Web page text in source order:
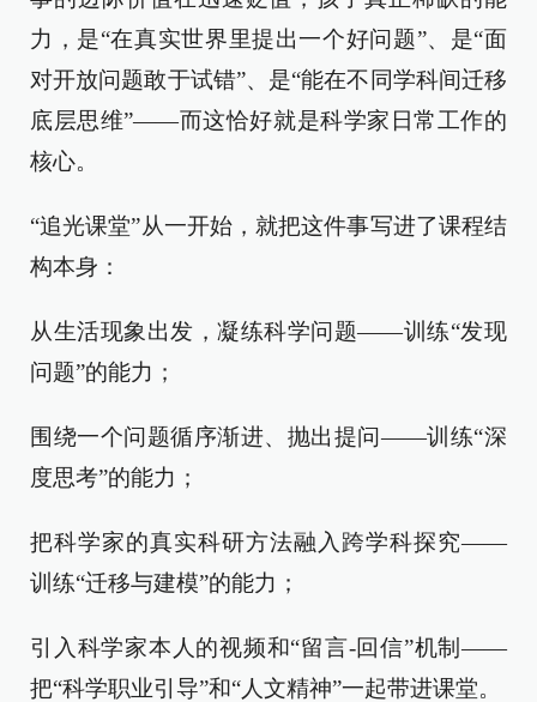
力，是“在真实世界里提出一个好问题”、是“面
对开放问题敢于试错”、是“能在不同学科间迁移
底层思维”——而这恰好就是科学家日常工作的
核心。
“追光课堂”从一开始，就把这件事写进了课程结
构本身：
从生活现象出发，凝练科学问题——训练“发现
问题”的能力；
围绕一个问题循序渐进、抛出提问——训练“深
度思考”的能力；
把科学家的真实科研方法融入跨学科探究——
训练“迁移与建模”的能力；
引入科学家本人的视频和“留言-回信”机制——
把“科学职业引导”和“人文精神”一起带进课堂。